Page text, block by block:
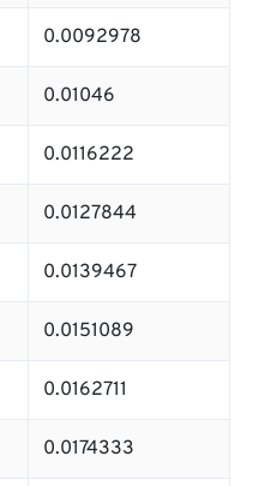
0.0092978
0.01046
0.0116222
0.0127844
0.0139467
0.0151089
0.0162711
0.0174333